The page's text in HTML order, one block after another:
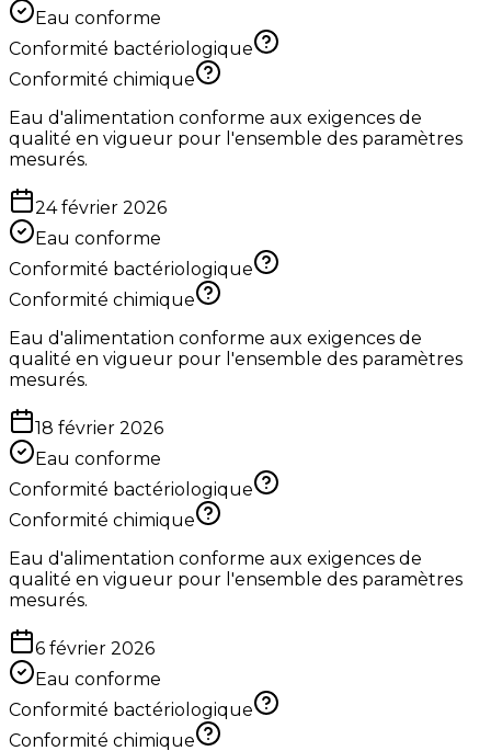
Eau conforme
Conformité bactériologique
Conformité chimique
Eau d'alimentation conforme aux exigences de
qualité en vigueur pour l'ensemble des paramètres
mesurés.
24 février 2026
Eau conforme
Conformité bactériologique
Conformité chimique
Eau d'alimentation conforme aux exigences de
qualité en vigueur pour l'ensemble des paramètres
mesurés.
18 février 2026
Eau conforme
Conformité bactériologique
Conformité chimique
Eau d'alimentation conforme aux exigences de
qualité en vigueur pour l'ensemble des paramètres
mesurés.
6 février 2026
Eau conforme
Conformité bactériologique
Conformité chimique